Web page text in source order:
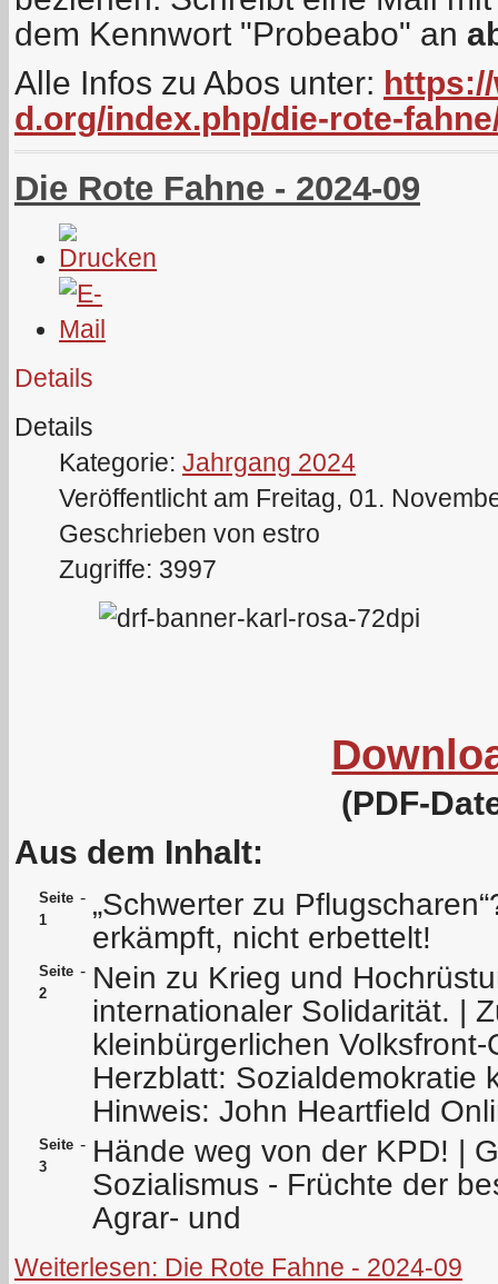
dem Kennwort "Probeabo" an
Alle Infos zu Abos unter:
d.org/index.php/die-rote-
Die Rote Fahne - 2024-09
Details
Details
Kategorie: Jahrgang 2024
Veröffentlicht am Freitag, 01.
Geschrieben von estro
Zugriffe: 3997
(PDF-
Aus dem Inhalt:
Seite
1
- „Schwerter zu
erkämpft, nicht erbettelt!
Seite
2
- Nein zu Krieg und
internationaler Solidarität. |
kleinbürgerlichen
Herzblatt: Sozialdemokratie
Hinweis: John Heartfield
Seite
3
- Hände weg von der KPD! |
Sozialismus - Früchte der
Agrar- und
Weiterlesen: Die Rote Fahne - 2024-09